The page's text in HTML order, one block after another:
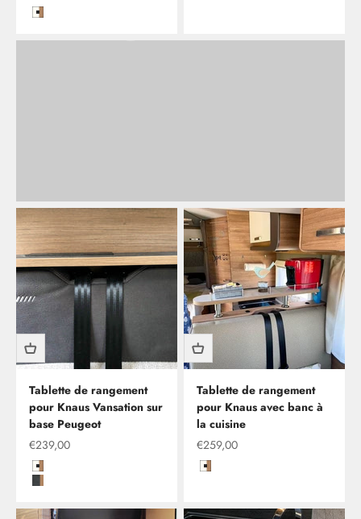
Hochglanzweiß mit Kante in Kirsche/Havanna
Tablette de rangement
pour Knaus Vansation sur
base Peugeot
Offre à partir de
€239,00
Hochglanzweiß mit Kante in Kirsche/Havanna
Kito Steel mit Kante in Kirsche/Havanna
Tablette de rangement
pour Knaus avec banc à
la cuisine
Offre à partir de
€259,00
Hochglanzweiß mit Kante in